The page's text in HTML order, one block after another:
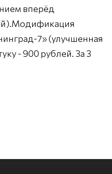
вперёд
7» (улучшенная
- 900 рублей. За 3